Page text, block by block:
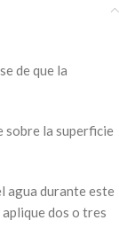
de que la
sobre la superficie
agua durante este
dos o tres